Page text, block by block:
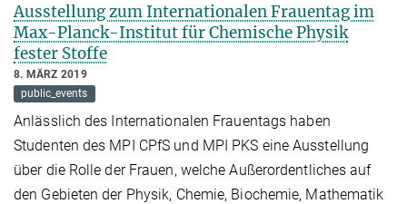
Ausstellung zum Internationalen Frauentag im
Max-Planck-Institut für Chemische Physik
fester Stoffe
8. MÄRZ 2019
public_events
Anlässlich des Internationalen Frauentags haben
Studenten des MPI CPfS und MPI PKS eine Ausstellung
über die Rolle der Frauen, welche Außerordentliches auf
den Gebieten der Physik, Chemie, Biochemie, Mathematik